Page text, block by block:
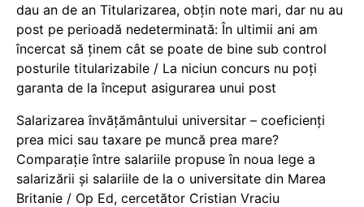
dau an de an Titularizarea, obțin note mari, dar nu au
post pe perioadă nedeterminată: În ultimii ani am
încercat să ținem cât se poate de bine sub control
posturile titularizabile / La niciun concurs nu poți
garanta de la început asigurarea unui post
Salarizarea învățământului universitar – coeficienți
prea mici sau taxare pe muncă prea mare?
Comparație între salariile propuse în noua lege a
salarizării și salariile de la o universitate din Marea
Britanie / Op Ed, cercetător Cristian Vraciu